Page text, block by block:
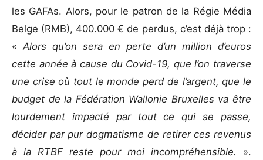
les GAFAs. Alors, pour le patron de la Régie Média
Belge (RMB), 400.000 € de perdus, c’est déjà trop :
« Alors qu’on sera en perte d’un million d’euros
cette année à cause du Covid-19, que l’on traverse
une crise où tout le monde perd de l’argent, que le
budget de la Fédération Wallonie Bruxelles va être
lourdement impacté par tout ce qui se passe,
décider par pur dogmatisme de retirer ces revenus
à la RTBF reste pour moi incompréhensible. ».